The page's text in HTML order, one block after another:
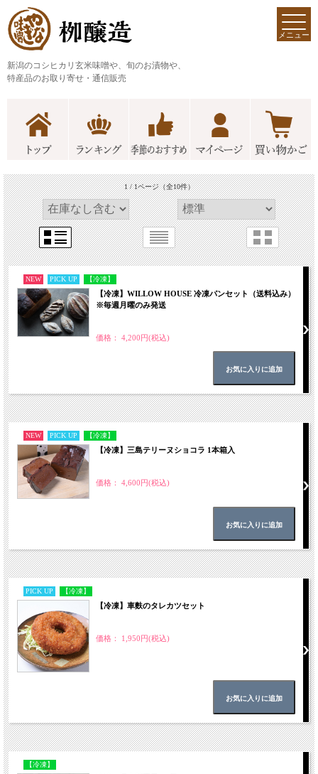
新潟のコシヒカリ玄米味噌や、旬のお漬物や、
特産品のお取り寄せ・通信販売
メニュー
1 / 1ページ（全10件）
NEW PICK UP 【冷凍】
【冷凍】WILLOW HOUSE 冷凍パンセット（送料込み）
※毎週月曜のみ発送
価格： 4,200円(税込)
NEW PICK UP 【冷凍】
【冷凍】三島テリーヌショコラ 1本箱入
価格： 4,600円(税込)
PICK UP 【冷凍】
【冷凍】車麩のタレカツセット
価格： 1,950円(税込)
【冷凍】